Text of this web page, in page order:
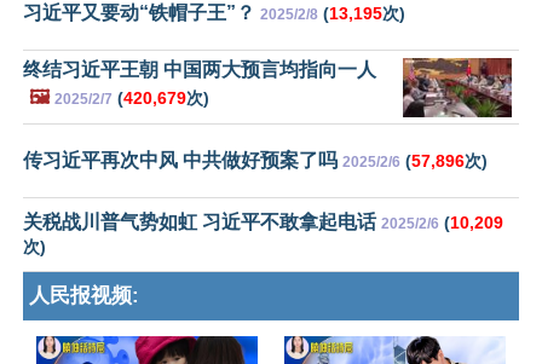
习近平又要动“铁帽子王”？ 2025/2/8 (13,195次)
终结习近平王朝 中国两大预言均指向一人
🖼️ 2025/2/7 (420,679次)
传习近平再次中风 中共做好预案了吗 2025/2/6 (57,896次)
关税战川普气势如虹 习近平不敢拿起电话 2025/2/6 (10,209
次)
人民报视频: